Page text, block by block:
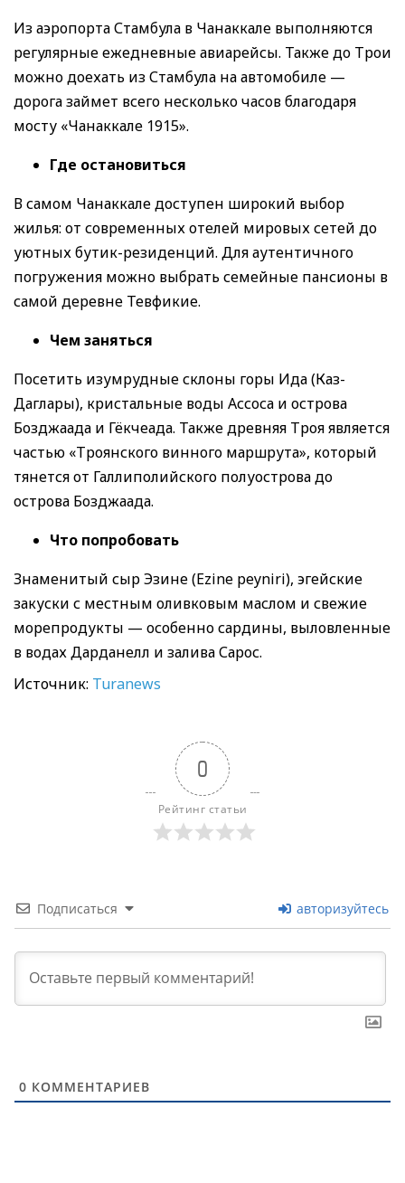
Из аэропорта Стамбула в Чанаккале выполняются
регулярные ежедневные авиарейсы. Также до Трои
можно доехать из Стамбула на автомобиле —
дорога займет всего несколько часов благодаря
мосту «Чанаккале 1915».
Где остановиться
В самом Чанаккале доступен широкий выбор
жилья: от современных отелей мировых сетей до
уютных бутик-резиденций. Для аутентичного
погружения можно выбрать семейные пансионы в
самой деревне Тевфикие.
Чем заняться
Посетить изумрудные склоны горы Ида (Каз-
Даглары), кристальные воды Ассоса и острова
Бозджаада и Гёкчеада. Также древняя Троя является
частью «Троянского винного маршрута», который
тянется от Галлиполийского полуострова до
острова Бозджаада.
Что попробовать
Знаменитый сыр Эзине (Ezine peyniri), эгейские
закуски с местным оливковым маслом и свежие
морепродукты — особенно сардины, выловленные
в водах Дарданелл и залива Сарос.
Источник: Turanews
0
Рейтинг статьи
Подписаться авторизуйтесь
0 КОММЕНТАРИЕВ